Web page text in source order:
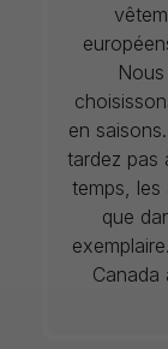
en
tardez pas
temps, les
que